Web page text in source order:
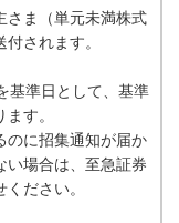
さま（単元未満株式
されます。
基準日として、基準
す。
のに招集通知が届か
い場合は、至急証券
ださい。